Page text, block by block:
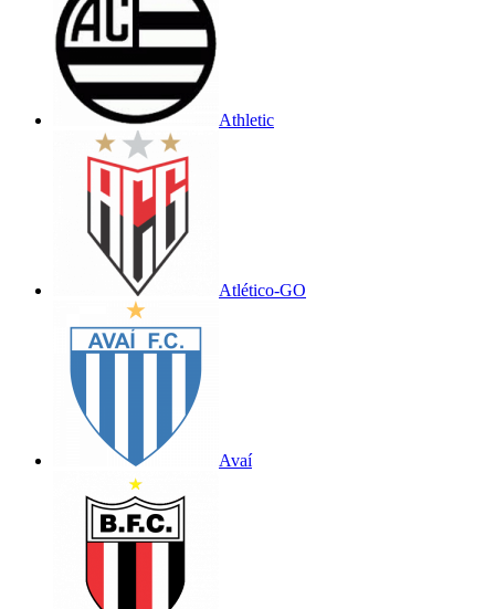
Athletic
Atlético-GO
Avaí